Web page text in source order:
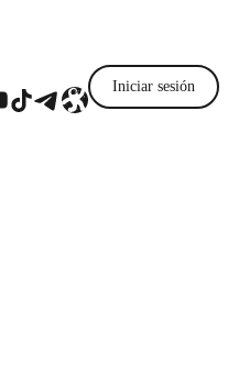
TikTok Telegram Enlace Iniciar sesión